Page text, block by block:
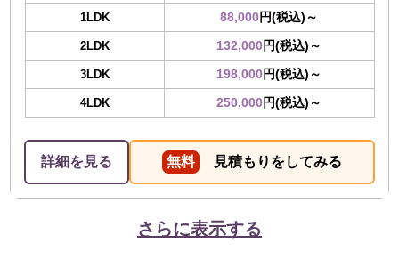
1LDK 88,000円(税込)～
2LDK 132,000円(税込)～
3LDK 198,000円(税込)～
4LDK 250,000円(税込)～
詳細を見る 無料 見積もりをしてみる
さらに表示する